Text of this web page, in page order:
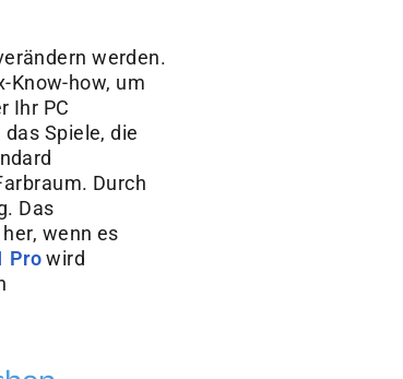
werden.
Know-how, um
Ihr PC
Spiele, die
Durch
Das
wenn es
Prowird